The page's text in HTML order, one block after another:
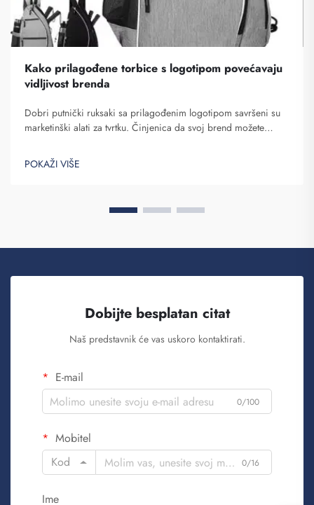
Kako prilagođene torbice s logotipom povećavaju
vidljivost brenda
Dobri putnički ruksaki sa prilagođenim logotipom savršeni su
marketinški alati za tvrtku. Činjenica da svoj brend možete
osoba koja nosi tvoj ranac na leđima...
POKAŽI VIŠE
Dobijte besplatan citat
Naš predstavnik će vas uskoro kontaktirati.
E-mail
0/100
Mobitel
Kod
0/16
Ime